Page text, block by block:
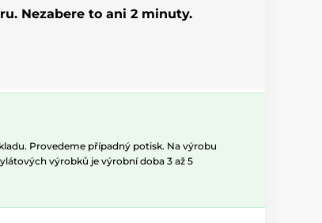
Nezabere to ani 2 minuty.
Provedeme případný potisk. Na výrobu
výrobků je výrobní doba 3 až 5